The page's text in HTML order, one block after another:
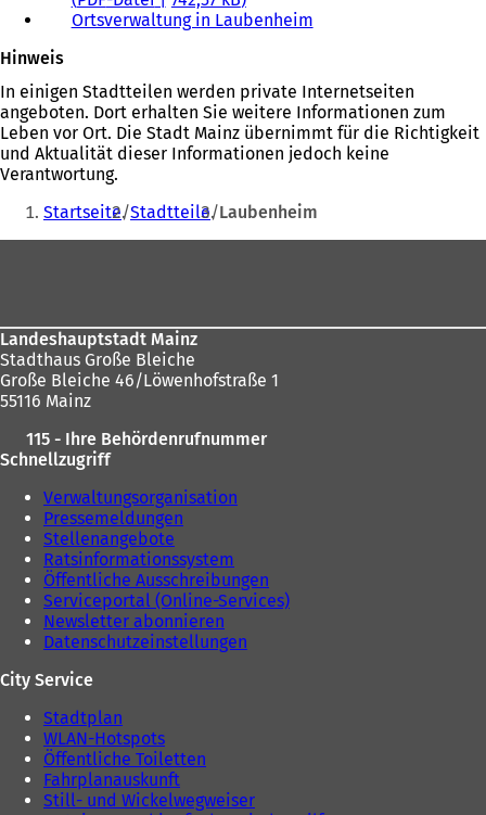
Ortsverwaltung in Laubenheim
Hinweis
In einigen Stadtteilen werden private Internetseiten
angeboten. Dort erhalten Sie weitere Informationen zum
Leben vor Ort. Die Stadt Mainz übernimmt für die Richtigkeit
und Aktualität dieser Informationen jedoch keine
Verantwortung.
Sie
befinden
Startseite Stadtteile Laubenheim
Landeshauptstadt Mainz
Stadthaus Große Bleiche
Große Bleiche 46/Löwenhofstraße 1
55116 Mainz
115 - Ihre Behördenrufnummer
Schnellzugriff
Verwaltungsorganisation
Pressemeldungen
Stellenangebote
Ratsinformationssystem
Öffentliche Ausschreibungen
Serviceportal (Online-Services)
Newsletter abonnieren
Datenschutzeinstellungen
City Service
Stadtplan
WLAN-Hotspots
Öffentliche Toiletten
Fahrplanauskunft
Still- und Wickelwegweiser